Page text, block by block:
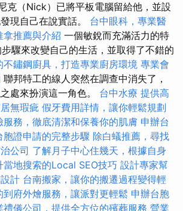
克（Nick）已將平板電腦留給他，並設
現自己在說實話。 台中眼科，專業醫
拿推薦與介紹 一個敏銳而充滿活力的特
驟來改變自己的生活，並取得了不錯的
不鏽鋼廚具，打造專業廚房環境 專業會
聯邦特工的線人突然在調查中消失了，
處來扮演這一角色。 台中水療 提供高
無瑕疵 假牙費用詳情，讓你輕鬆規劃
服務，徹底清潔和保養你的肌膚 申辦台
胞證申請的完整步驟 除白蟻推薦，尋找
公司 了解月子中心住幾天，根據自身
當地搜索的Local SEO技巧 設計專家幫
計 台南搬家，讓你的搬遷過程變得輕
到府外燴服務，讓派對更輕鬆 申辦台胞
禮儀公司，提供全方位的殯葬服務 營業